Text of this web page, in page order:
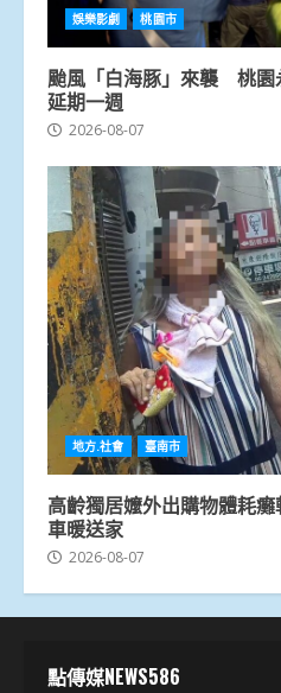
娛樂影劇 桃園市
颱風「白海豚」來襲 桃園
延期一週
2026-08-07
地方.社會 臺南市
高齡獨居嬤外出購物體耗
車暖送家
2026-08-07
點傳媒NEWS586